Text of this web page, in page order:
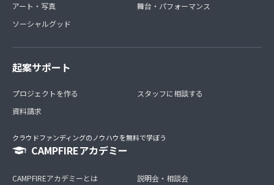
アート・写真
ソーシャルグッド
舞台・パフォーマンス
起案サポート
プロジェクトを作る
資料請求
スタッフに相談する
クラウドファンディングのノウハウを無料で学ぼう
CAMPFIREアカデミー
CAMPFIREアカデミーとは
説明会・相談会